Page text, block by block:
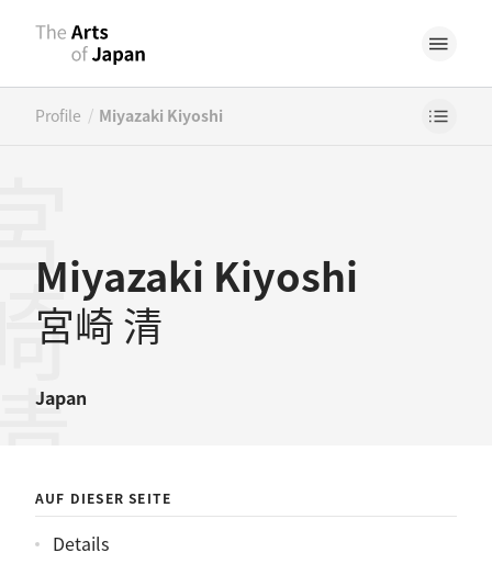
Profile / Miyazaki Kiyoshi
Miyazaki Kiyoshi
宮崎 清
Japan
AUF DIESER SEITE
Details